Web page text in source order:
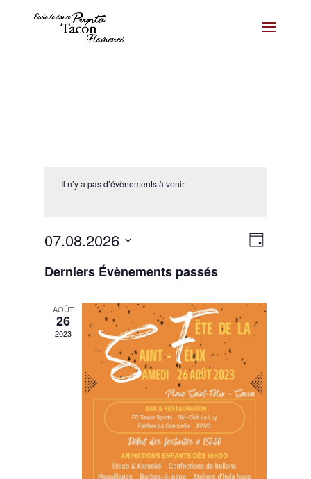
Il n’y a pas d’évènements à venir.
de
Jour
07.08.2026
une
Derniers Évènements passés
AOÛT
26
2023